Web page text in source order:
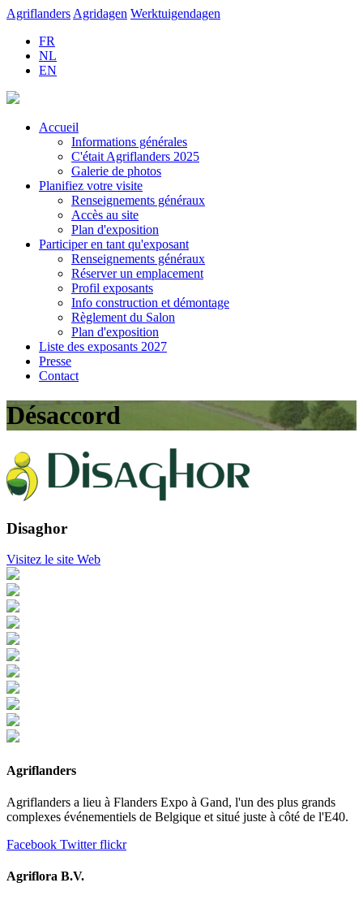
Agriflanders Agridagen Werktuigendagen
FR
NL
EN
Accueil
Informations générales
C'était Agriflanders 2025
Galerie de photos
Planifiez votre visite
Renseignements généraux
Accès au site
Plan d'exposition
Participer en tant qu'exposant
Renseignements généraux
Réserver un emplacement
Profil exposants
Info construction et démontage
Règlement du Salon
Plan d'exposition
Liste des exposants 2027
Presse
Contact
Désaccord
Disaghor
Visitez le site Web
Agriflanders
Agriflanders a lieu à Flanders Expo à Gand, l'un des plus grands
complexes événementiels de Belgique et situé juste à côté de l'E40.
Facebook Twitter flickr
Agriflora B.V.